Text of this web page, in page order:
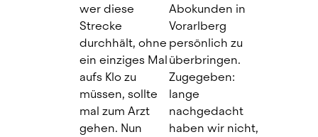
wer diese
Strecke
durchhält, ohne
ein einziges Mal
aufs Klo zu
müssen, sollte
mal zum Arzt
gehen. Nun
Abokunden in
Vorarlberg
persönlich zu
überbringen.
Zugegeben:
lange
nachgedacht
haben wir nicht,